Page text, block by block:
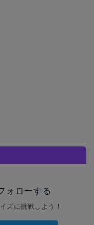
ォローする
ズに挑戦しよう！